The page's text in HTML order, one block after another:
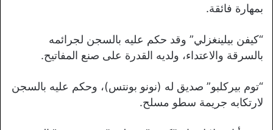
بمهارة فائقة.
“كيفن بيلينغزلي” وقد حكم عليه بالسجن لجرائمه
بالسرقة والاعتداء، ولديه القدرة على صنع المفاتيح.
“توم بيركلبو” صديق له (نونو بونتس)، وحكم عليه بالسجن
لارتكابه جريمة سطو مسلح.